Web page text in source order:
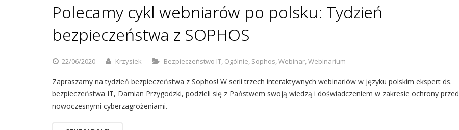
Polecamy cykl webniarów po polsku: Tydzień
bezpieczeństwa z SOPHOS
22/06/2020 Krzysiek Bezpieczeństwo IT, Ogólnie, Sophos,Webinar,Webinarium
Zapraszamy na tydzień bezpieczeństwa z Sophos! W serii trzech interaktywnych webinariów w języku polskim ekspert ds.
bezpieczeństwa IT, Damian Przygodzki, podzieli się z Państwem swoją wiedzą i doświadczeniem w zakresie ochrony przed
nowoczesnymi cyberzagrożeniami.